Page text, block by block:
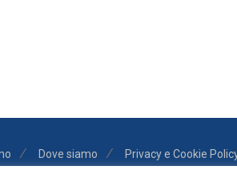
Dove siamo Privacy e Cookie